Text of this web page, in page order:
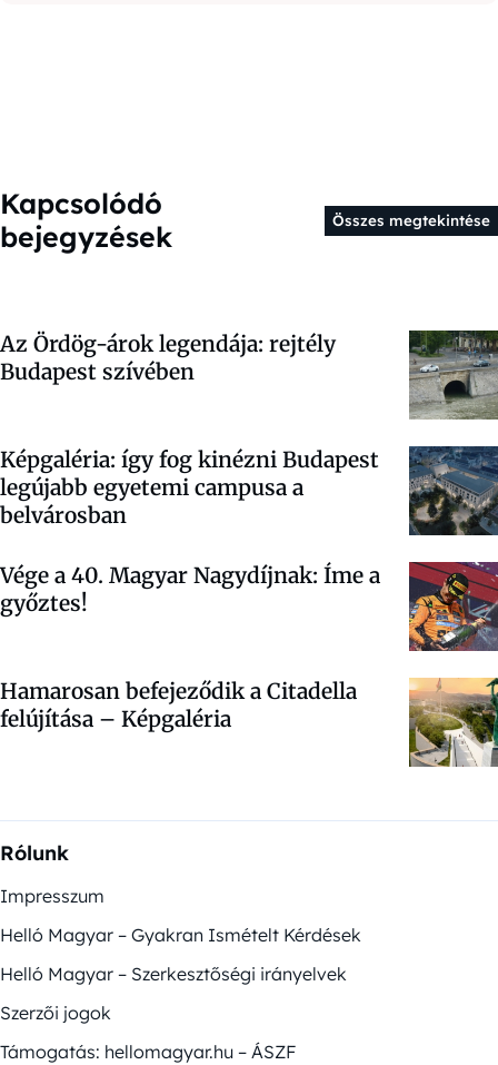
Kapcsolódó
bejegyzések
Összes megtekintése
Az Ördög-árok legendája: rejtély
Budapest szívében
Képgaléria: így fog kinézni Budapest
legújabb egyetemi campusa a
belvárosban
Vége a 40. Magyar Nagydíjnak: Íme a
győztes!
Hamarosan befejeződik a Citadella
felújítása – Képgaléria
Rólunk
Impresszum
Helló Magyar – Gyakran Ismételt Kérdések
Helló Magyar – Szerkesztőségi irányelvek
Szerzői jogok
Támogatás: hellomagyar.hu – ÁSZF